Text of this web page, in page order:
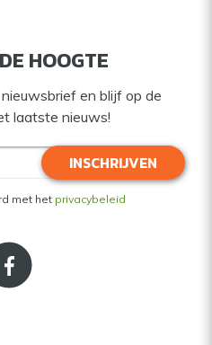
HOOGTE
en blijf op de
laatste nieuws!
INSCHRIJVEN
met het privacybeleid